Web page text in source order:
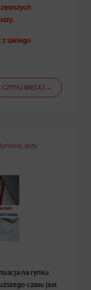
z takiego
CZYTAJ WIĘCEJ →
przy
na rynku
czasu jest